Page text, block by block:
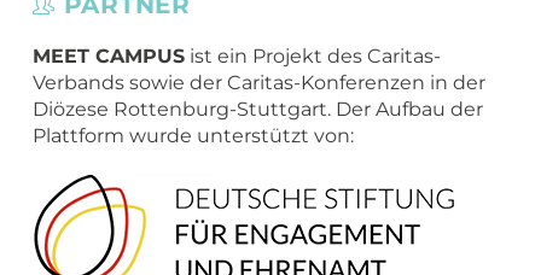
MEET CAMPUSist ein Projekt des Caritas-
Verbands sowie der Caritas-Konferenzen in der
Diözese Rottenburg-Stuttgart. Der Aufbau der
Plattform wurde unterstützt von: